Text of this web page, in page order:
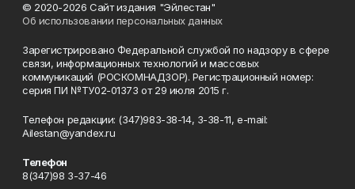
© 2020-2026 Сайт издания "Эйлестан"
Об использовании персональных данных
Зарегистрировано Федеральной службой по надзору в сфере
связи, информационных технологий и массовых
коммуникаций (РОСКОМНАДЗОР). Регистрационный номер:
серия ПИ №ТУ02-01373 от 29 июля 2015 г.
Телефон редакции: (347)983-38-14, 3-38-11, e-mail:
Ailestan@yandex.ru
Телефон
8(347)98 3-37-46